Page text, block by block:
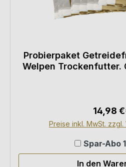
Probierpaket
Welpen Trockenfutter.
14,98
Preise inkl. MwSt.
Spar-Abo
In den